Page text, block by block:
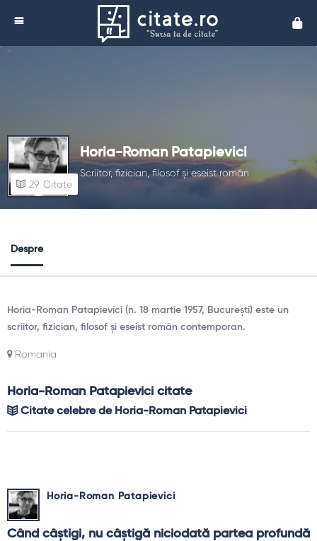
Horia-Roman Patapievici
Scriitor, fizician, filosof și eseist român
29 Citate
Despre
Horia-Roman Patapievici (n. 18 martie 1957, București) este un
scriitor, fizician, filosof și eseist român contemporan.
Romania
Horia-Roman Patapievici citate
Citate celebre de Horia-Roman Patapievici
Horia-Roman Patapievici
Când câştigi, nu câştigă niciodată partea profundă